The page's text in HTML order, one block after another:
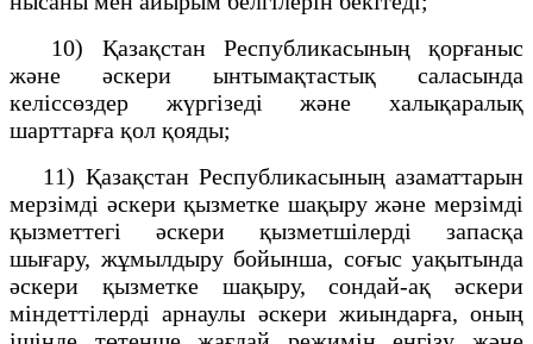
10) Қазақстан Республикасының қорғаныс
және әскери ынтымақтастық саласында
келiссөздер жүргізедi және халықаралық
шарттарға қол қояды;
11) Қазақстан Республикасының азаматтарын
мерзiмдi әскери қызметке шақыру және мерзiмді
қызметтегі әскери қызметшiлердi запасқа
шығару, жұмылдыру бойынша, соғыс уақытында
әскери қызметке шақыру, сондай-ақ әскери
міндеттілердіарнаулы әскери жиындарға, оның